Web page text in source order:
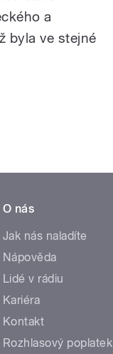
a
byla ve stejné
O nás
Jak nás naladíte
Nápověda
Lidé v rádiu
Kariéra
Kontakt
Rozhlasový poplatek